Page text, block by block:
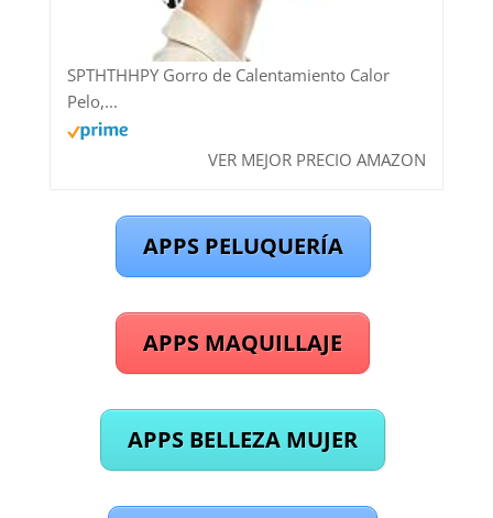
SPTHTHHPY Gorro de Calentamiento Calor
Pelo,...
VER MEJOR PRECIO AMAZON
APPS PELUQUERÍA
APPS MAQUILLAJE
APPS BELLEZA MUJER